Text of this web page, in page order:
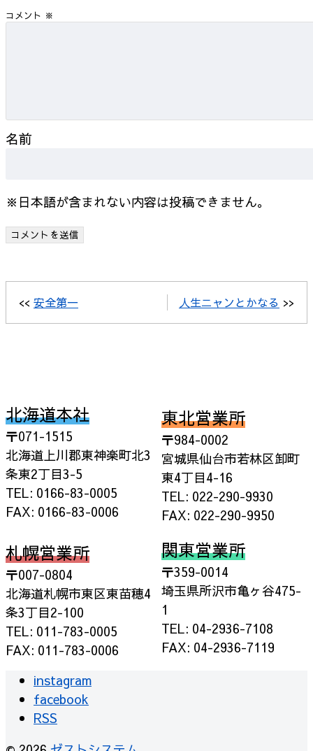
コメント ※
名前
※日本語が含まれない内容は投稿できません。
<< 安全第一 人生ニャンとかなる >>
北海道本社
〒071-1515
北海道上川郡東神楽町北3
条東2丁目3-5
TEL: 0166-83-0005
FAX: 0166-83-0006
札幌営業所
〒007-0804
北海道札幌市東区東苗穂4
条3丁目2-100
TEL: 011-783-0005
FAX: 011-783-0006
東北営業所
〒984-0002
宮城県仙台市若林区卸町
東4丁目4-16
TEL: 022-290-9930
FAX: 022-290-9950
関東営業所
〒359-0014
埼玉県所沢市亀ヶ谷475-
1
TEL: 04-2936-7108
FAX: 04-2936-7119
instagram
facebook
RSS